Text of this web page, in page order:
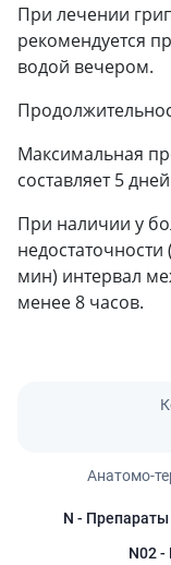
При лечении
рекомендуется
водой вечером.
Максимальная
составляет 5
При наличии у
мин) интервал
менее 8 часов.
Анатомо-
N - Препараты
N02-